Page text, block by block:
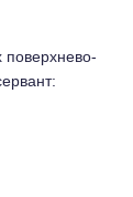
поверхнево-